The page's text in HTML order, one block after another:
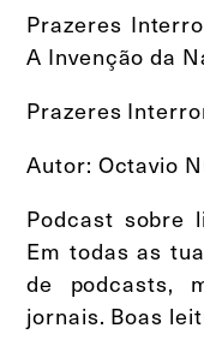
Prazeres
A Invenção da
Prazeres
Autor: Octavio
Podcast sobre
Em todas as
de podcasts,
jornais. Boas